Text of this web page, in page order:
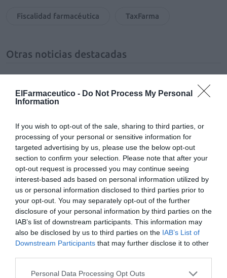
ElFarmaceutico - Do Not Process My Personal
Information
If you wish to opt-out of the sale, sharing to third parties, or
processing of your personal or sensitive information for
targeted advertising by us, please use the below opt-out
section to confirm your selection. Please note that after your
opt-out request is processed you may continue seeing
interest-based ads based on personal information utilized by
us or personal information disclosed to third parties prior to
your opt-out. You may separately opt-out of the further
disclosure of your personal information by third parties on the
IAB’s list of downstream participants. This information may
also be disclosed by us to third parties on the IAB’s List of
Downstream Participants that may further disclose it to other
Personal Data Processing Opt Outs
Fiscalidad farmacéutica TaxFarma
Otras noticias destacadas
GESTIÓN 360
Juan Antonio Sánchez Dantas
Final fiscal no previsto
GESTIÓN 360
Juan Antonio Sánchez Dantas
11/05/2022
Segunda oportunidad fiscal
GESTIÓN 360
Juan Antonio Sánchez Dantas
05/04/2022
Destacados